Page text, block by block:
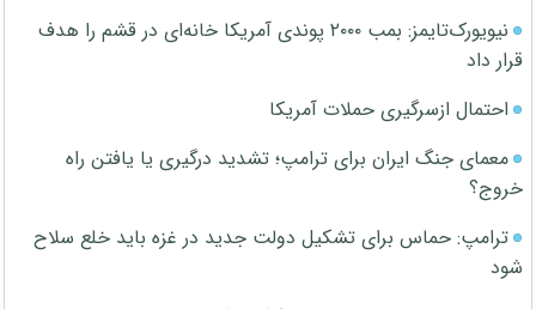
نیویورک‌تایمز: بمب ۲۰۰۰ پوندی آمریکا خانه‌ای در قشم را هدف
قرار داد
احتمال ازسرگیری حملات آمریکا
معمای جنگ ایران برای ترامپ؛ تشدید درگیری یا یافتن راه
خروج؟
ترامپ: حماس برای تشکیل دولت جدید در غزه باید خلع سلاح
شود